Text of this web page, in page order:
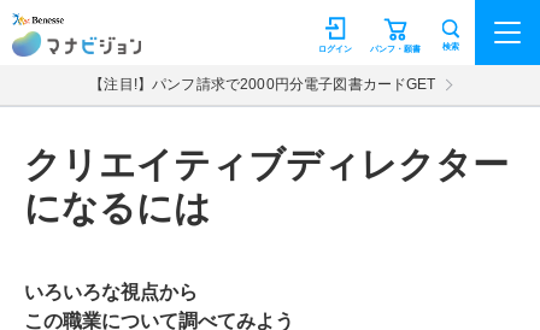
マナビジョン パンフ・願書
ログイン 検索
【注目!】パンフ請求で2000円分電子図書カードGET
クリエイティブディレクター
になるには
いろいろな視点から
この職業について調べてみよう